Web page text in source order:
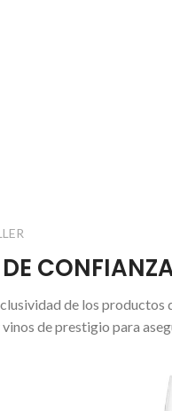
de los productos
de prestigio para